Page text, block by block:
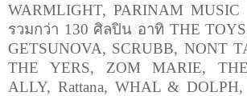
WARMLIGHT, PARINAM MUSIC
รวมกว่า 130 ศิลปิน อาทิ THE
GETSUNOVA, SCRUBB, NONT
THE YERS, ZOM MARIE,
ALLY, Rattana, WHAL &